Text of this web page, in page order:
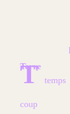
Terre
T
coup